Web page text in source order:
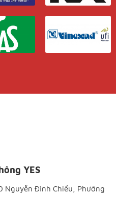
YES
Nguyễn Đình Chiểu, Phường